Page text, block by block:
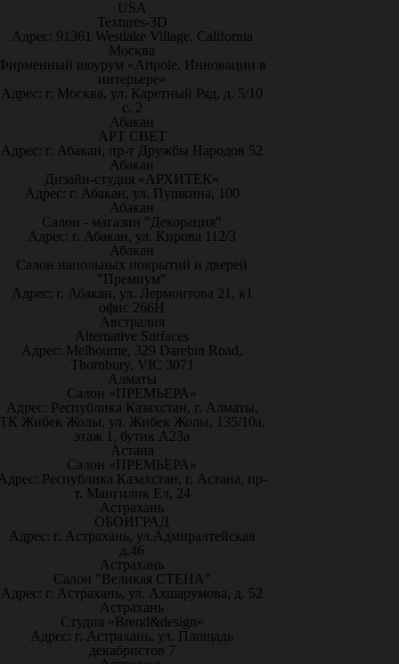
USA
Textures-3D
Адрес: 91361 Westlake Village, California
Москва
шоурум «Artpole. Инновации в
интерьере»
Адрес: г. Москва, ул. Каретный Ряд, д. 5/10
с. 2
Абакан
АРТ СВЕТ
Адрес: г. Абакан, пр-т Дружбы Народов 52
Абакан
Дизайн-студия «АРХИТЕК»
Адрес: г. Абакан, ул. Пушкина, 100
Абакан
Салон - магазин "Декорация"
Адрес: г. Абакан, ул. Кирова 112/3
Абакан
Салон напольных покрытий и дверей
"Премиум"
Адрес: г. Абакан, ул. Лермонтова 21, к1
офис 266Н
Австралия
Alternative Surfaces
Адрес: Melbourne, 329 Darebin Road,
Thornbury, VIC 3071
Алматы
Салон «ПРЕМЬЕРА»
Адрес: Республика Казахстан, г. Алматы,
Жибек Жолы, ул. Жибек Жолы, 135/10а,
этаж 1, бутик А23а
Астана
Салон «ПРЕМЬЕРА»
Республика Казахстан, г. Астана, пр-
т. Мангилик Ел, 24
Астрахань
ОБОИГРАД
Адрес: г. Астрахань, ул.Адмиралтейская
д.46
Астрахань
Салон "Великая СТЕНА"
Адрес: г. Астрахань, ул. Ахшарумова, д. 52
Астрахань
Студия «Brend&design»
Адрес: г. Астрахань, ул. Площадь
декабристов 7